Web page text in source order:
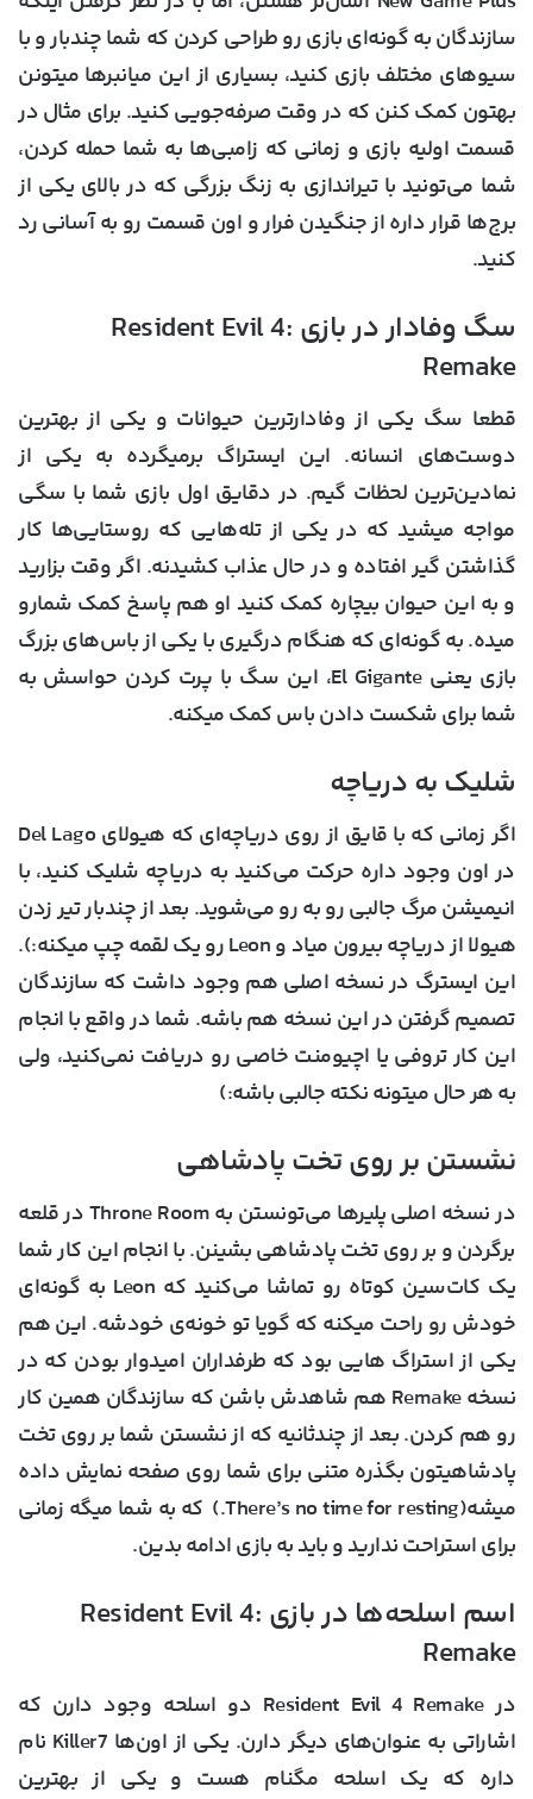
سازندگان به گونه‌ای بازی رو طراحی کردن که شما چندبار و با
سیو‌های مختلف بازی کنید، بسیاری از این میانبرها میتونن
بهتون کمک کنن که در وقت صرفه‌جویی کنید. برای مثال در
قسمت اولیه بازی و زمانی که زامبی‌ها به شما حمله کردن،
شما می‌تونید با تیراندازی به زنگ بزرگی که در بالای یکی از
برج‌ها قرار داره از جنگیدن فرار و اون قسمت رو به آسانی رد
کنید.
سگ وفادار در بازی Resident Evil 4:
Remake
قطعا سگ یکی از وفادارترین حیوانات و یکی از بهترین
دوست‌های انسانه. این ایستراگ برمیگرده به یکی از
نمادین‌ترین لحظات گیم. در دقایق اول بازی شما با سگی
مواجه میشید که در یکی از تله‌هایی که روستایی‌ها کار
گذاشتن گیر افتاده و در حال عذاب کشیدنه. اگر وقت بزارید
و به این حیوان بیچاره کمک کنید او هم پاسخ کمک شمارو
میده. به گونه‌ای که هنگام درگیری با یکی از باس‌های بزرگ
بازی یعنی El Gigante، این سگ با پرت کردن حواسش به
شما برای شکست دادن باس کمک میکنه.
شلیک به دریاچه
اگر زمانی که با قایق از روی دریاچه‌ای که هیولای Del Lago
در اون وجود داره حرکت می‌کنید به دریاچه شلیک کنید، با
انیمیشن مرگ جالبی رو به رو می‌شوید. بعد از چندبار تیر زدن
هیولا از دریاچه بیرون میاد و Leon رو یک لقمه چپ میکنه:).
این ایسترگ در نسخه اصلی هم وجود داشت که سازندگان
تصمیم گرفتن در این نسخه هم باشه. شما در واقع با انجام
این کار تروفی یا اچیومنت خاصی رو دریافت نمی‌کنید، ولی
به هر حال میتونه نکته جالبی باشه:)
نشستن بر روی تخت پادشاهی
در نسخه اصلی پلیرها می‌تونستن به Throne Room در قلعه
برگردن و بر روی تخت پادشاهی بشینن. با انجام این کار شما
یک کات‌سین کوتاه رو تماشا می‌کنید که Leon به گونه‌ای
خودش رو راحت میکنه که گویا تو خونه‌ی خودشه. این هم
یکی از استراگ هایی بود که طرفداران امیدوار بودن که در
نسخه Remake هم شاهدش باشن که سازندگان همین کار
رو هم کردن. بعد از چندثانیه که از نشستن شما بر روی تخت
پادشاهیتون بگذره متنی برای شما روی صفحه نمایش داده
میشه(There’s no time for resting.) که به شما میگه زمانی
برای استراحت ندارید و باید به بازی ادامه بدین.
اسم اسلحه‌ها در بازی Resident Evil 4:
Remake
در Resident Evil 4 Remake دو اسلحه وجود دارن که
اشاراتی به عنوان‌های دیگر دارن. یکی از اون‌ها Killer7 نام
داره که یک اسلحه مگنام هست و یکی از بهترین